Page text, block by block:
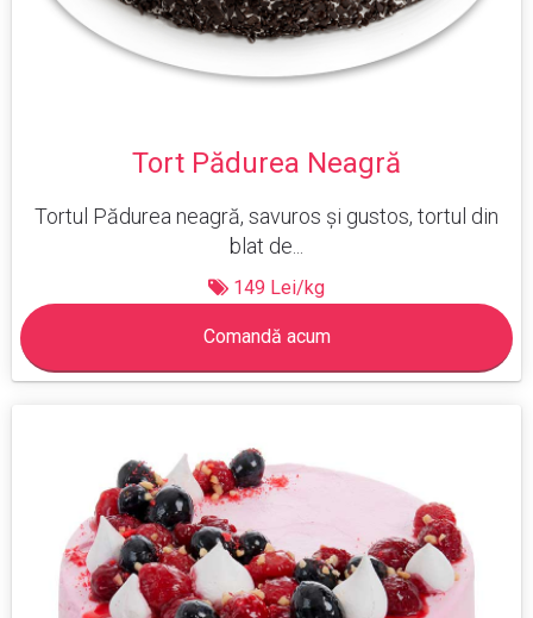
Tort Pădurea Neagră
Tortul Pădurea neagră, savuros și gustos, tortul din
blat de...
149 Lei/kg
Comandă acum